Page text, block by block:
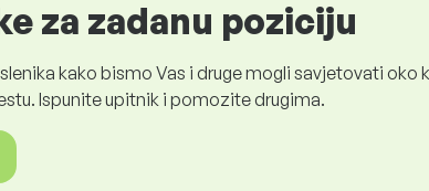
za zadanu poziciju
kako bismo Vas i druge mogli savjetovati oko
Ispunite upitnik i pomozite drugima.